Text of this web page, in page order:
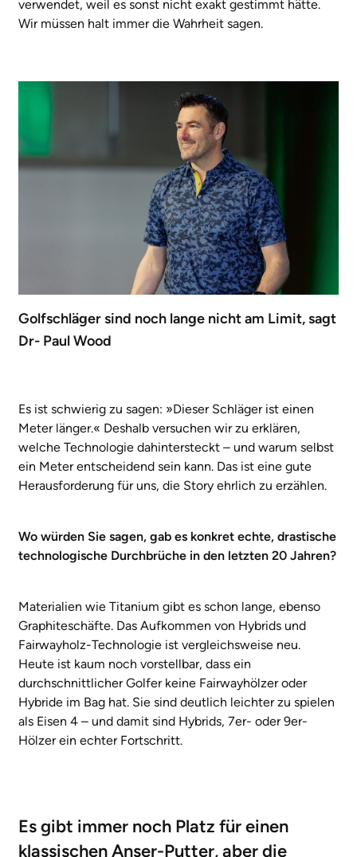
verwendet, weil es sonst nicht exakt gestimmt hätte.
Wir müssen halt immer die Wahrheit sagen.
Golfschläger sind noch lange nicht am Limit, sagt
Dr- Paul Wood
Es ist schwierig zu sagen: »Dieser Schläger ist einen
Meter länger.« Deshalb versuchen wir zu erklären,
welche Technologie dahintersteckt – und warum selbst
ein Meter entscheidend sein kann. Das ist eine gute
Herausforderung für uns, die Story ehrlich zu erzählen.
Wo würden Sie sagen, gab es konkret echte, drastische
technologische Durchbrüche in den letzten 20 Jahren?
Materialien wie Titanium gibt es schon lange, ebenso
Graphiteschäfte. Das Aufkommen von Hybrids und
Fairwayholz-Technologie ist vergleichsweise neu.
Heute ist kaum noch vorstellbar, dass ein
durchschnittlicher Golfer keine Fairwayhölzer oder
Hybride im Bag hat. Sie sind deutlich leichter zu spielen
als Eisen 4 – und damit sind Hybrids, 7er- oder 9er-
Hölzer ein echter Fortschritt.
Es gibt immer noch Platz für einen
klassischen Anser-Putter, aber die